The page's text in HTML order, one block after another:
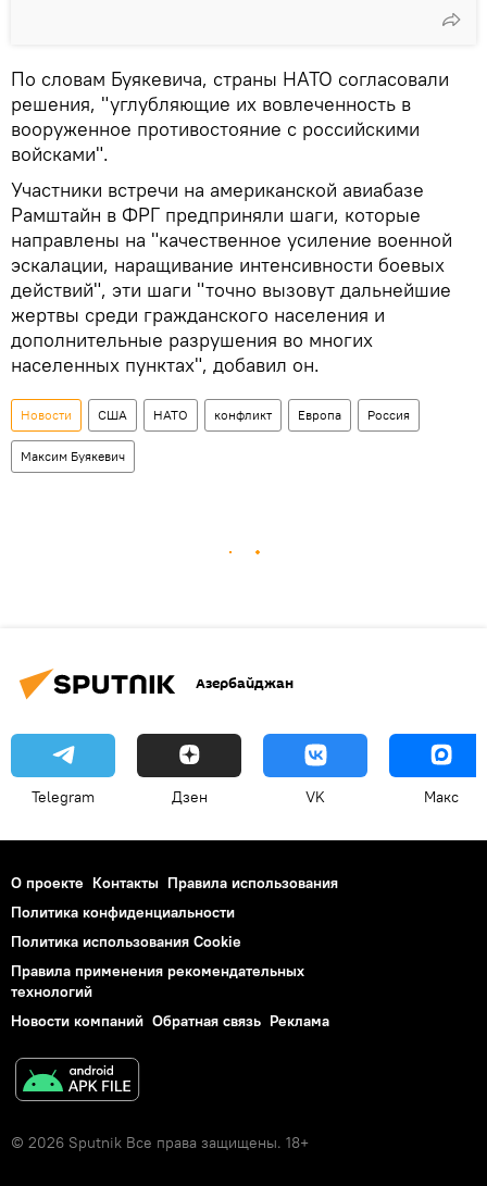
По словам Буякевича, страны НАТО согласовали
решения, "углубляющие их вовлеченность в
вооруженное противостояние с российскими
войсками".
Участники встречи на американской авиабазе
Рамштайн в ФРГ предприняли шаги, которые
направлены на "качественное усиление военной
эскалации, наращивание интенсивности боевых
действий", эти шаги "точно вызовут дальнейшие
жертвы среди гражданского населения и
дополнительные разрушения во многих
населенных пунктах", добавил он.
Новости США НАТО конфликт Европа Россия
Максим Буякевич
Азербайджан
Telegram Дзен VK Макс
О проекте Контакты Правила использования
Политика конфиденциальности
Политика использования Cookie
Правила применения рекомендательных
технологий
Новости компаний Обратная связь Реклама
© 2026 Sputnik Все права защищены. 18+